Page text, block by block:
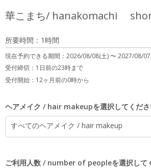
華こまち/ hanakomachi
所要時間：1時間
現在予約できる期間： 2026/08/08(土) 〜2027/08/
受付締切： 1日前の23時まで
受付開始： 12ヶ月前の0時から
ヘアメイク / hair makeupを選択してくだ
すべてのヘアメイク / hair makeup
ご利用人数 / number of peopleを選択して